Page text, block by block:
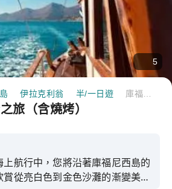
5
伊拉克利翁 半/一日遊
旅（含燒烤）
航行中，您將沿著庫福尼西島的
賞從亮白色到金色沙灘的漸變美